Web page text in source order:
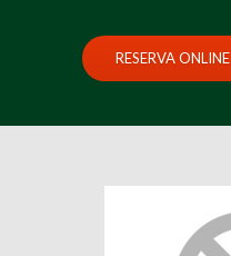
RESERVA ONLINE